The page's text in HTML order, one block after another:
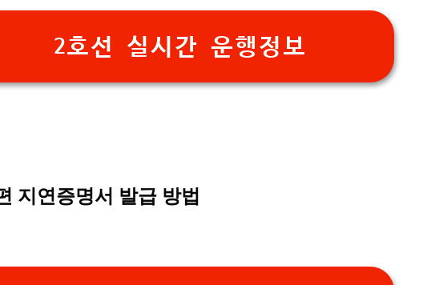
2호선 실시간 운행정보
지연증명서 발급 방법